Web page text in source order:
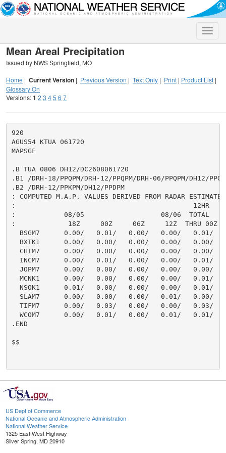
Toggle
Mean Areal Precipitation
Issued by NWS Springfield, MO
Home | Current Version | Previous Version | Text Only | Print | Product List |
Glossary On
Versions:1 2 3 45 6 7
920
AGUS54 KTUA 061720
MAPSGF
.B TUA 0806 DH12/DC2608061720
.B1 /DRH-18/PPQPM/DRH-12/PPQPM/DRH-06/PPQPM/DH12/
.B2 /DRH-12/PPKPM/DH12/PPDPM
: COMPUTED M.A.P. VALUES DERIVED FROM RADAR
:                                            12HR
:            08/05                   08/06  TOTAL
:             18Z     00Z     06Z     12Z  THRU 00Z
BSGM7      0.00/   0.01/   0.00/   0.00/   0.01/
BXTK1      0.00/   0.00/   0.00/   0.00/   0.00/
CHTM7      0.00/   0.00/   0.00/   0.00/   0.00/
INCM7      0.00/   0.01/   0.00/   0.00/   0.01/
JOPM7      0.00/   0.00/   0.00/   0.00/   0.00/
MCNK1      0.00/   0.00/   0.00/   0.00/   0.01/
NSOK1      0.01/   0.00/   0.00/   0.00/   0.01/
SLAM7      0.00/   0.00/   0.00/   0.01/   0.00/
TIFM7      0.00/   0.03/   0.00/   0.00/   0.03/
WCOM7      0.00/   0.01/   0.00/   0.01/   0.01/
.END
$$
US Dept of Commerce
National Oceanic and Atmospheric Administration
National Weather Service
1325 East West Highway
Silver Spring, MD 20910